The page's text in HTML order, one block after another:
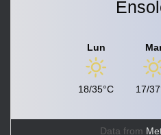
Lun
18/35°C 17/
Data from